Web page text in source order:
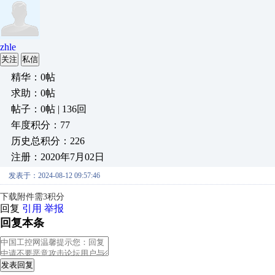
zhle
关注 私信
精华：0帖
求助：0帖
帖子：0帖 | 136回
年度积分：77
历史总积分：226
注册：2020年7月02日
发表于：2024-08-12 09:57:46
下载附件需3积分
回复 引用 举报
回复本条
发表回复